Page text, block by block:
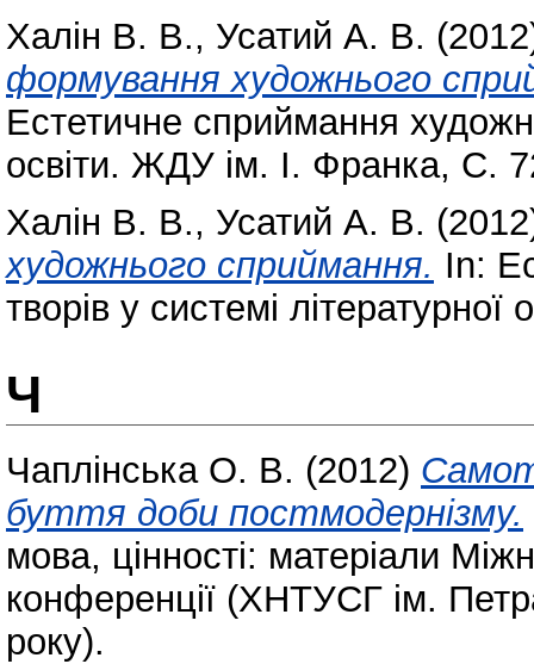
Халін В. В., Усатий А. В.
формування художнього
Естетичне сприймання
освіти. ЖДУ ім. І. Франка, С.
Халін В. В., Усатий А. В.
художнього сприймання. In:
творів у системі
Ч
Чаплінська О. В. (2012)
буття доби постмодернізму.
мова, цінності: матеріали
конференції (ХНТУСГ ім.
року).